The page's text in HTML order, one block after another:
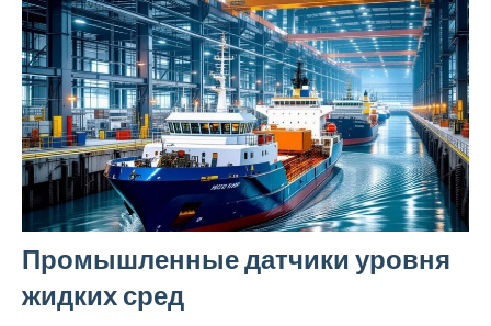
Промышленные датчики уровня
жидких сред